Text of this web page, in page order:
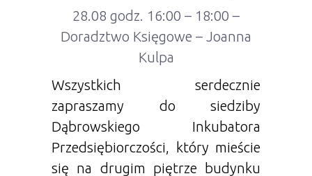
28.08 godz. 16:00 – 18:00 –
Doradztwo Księgowe – Joanna
Kulpa
Wszystkich serdecznie
zapraszamy do siedziby
Dąbrowskiego Inkubatora
Przedsiębiorczości, który mieście
się na drugim piętrze budynku